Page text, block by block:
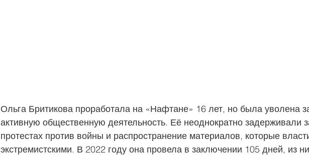
Ольга Бритикова проработала на «Нафтане» 16 лет, но была уволена
активную общественную деятельность. Её неоднократно задерживали
протестах против войны и распространение материалов, которые
экстремистскими. В 2022 году она провела в заключении 105 дней, из